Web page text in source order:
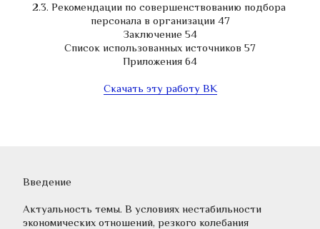
2.3. Рекомендации по совершенствованию подбора
персонала в организации 47
Заключение 54
Список использованных источников 57
Приложения 64
Скачать эту работу ВК
Введение
Актуальность темы. В условиях нестабильности
экономических отношений, резкого колебания